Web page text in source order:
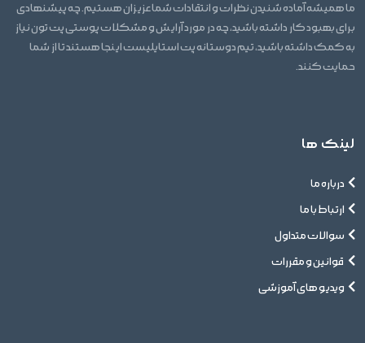
ما همیشه آماده شنیدن نظرات و انتقادات شما عزیزان هستیم. چه پیشنهادی
برای بهبود کار داشته باشید، چه در مورد آرایش و مشکلات پوستی پت تون نیاز
به کمک داشته باشید، تیم دوستانه پت استایلیست اینجا هستند تا از شما
حمایت کنند.
لینک ها
درباره ما
ارتباط با ما
سوالات متداول
قوانین و مقررات
ویدیو های آموزشی